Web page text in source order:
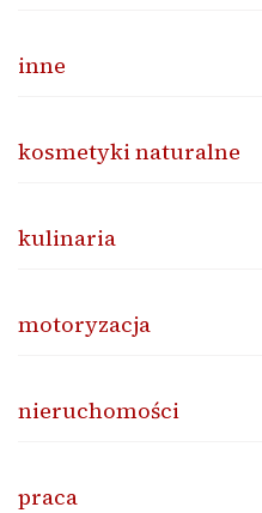
inne
kosmetyki naturalne
kulinaria
motoryzacja
nieruchomości
praca